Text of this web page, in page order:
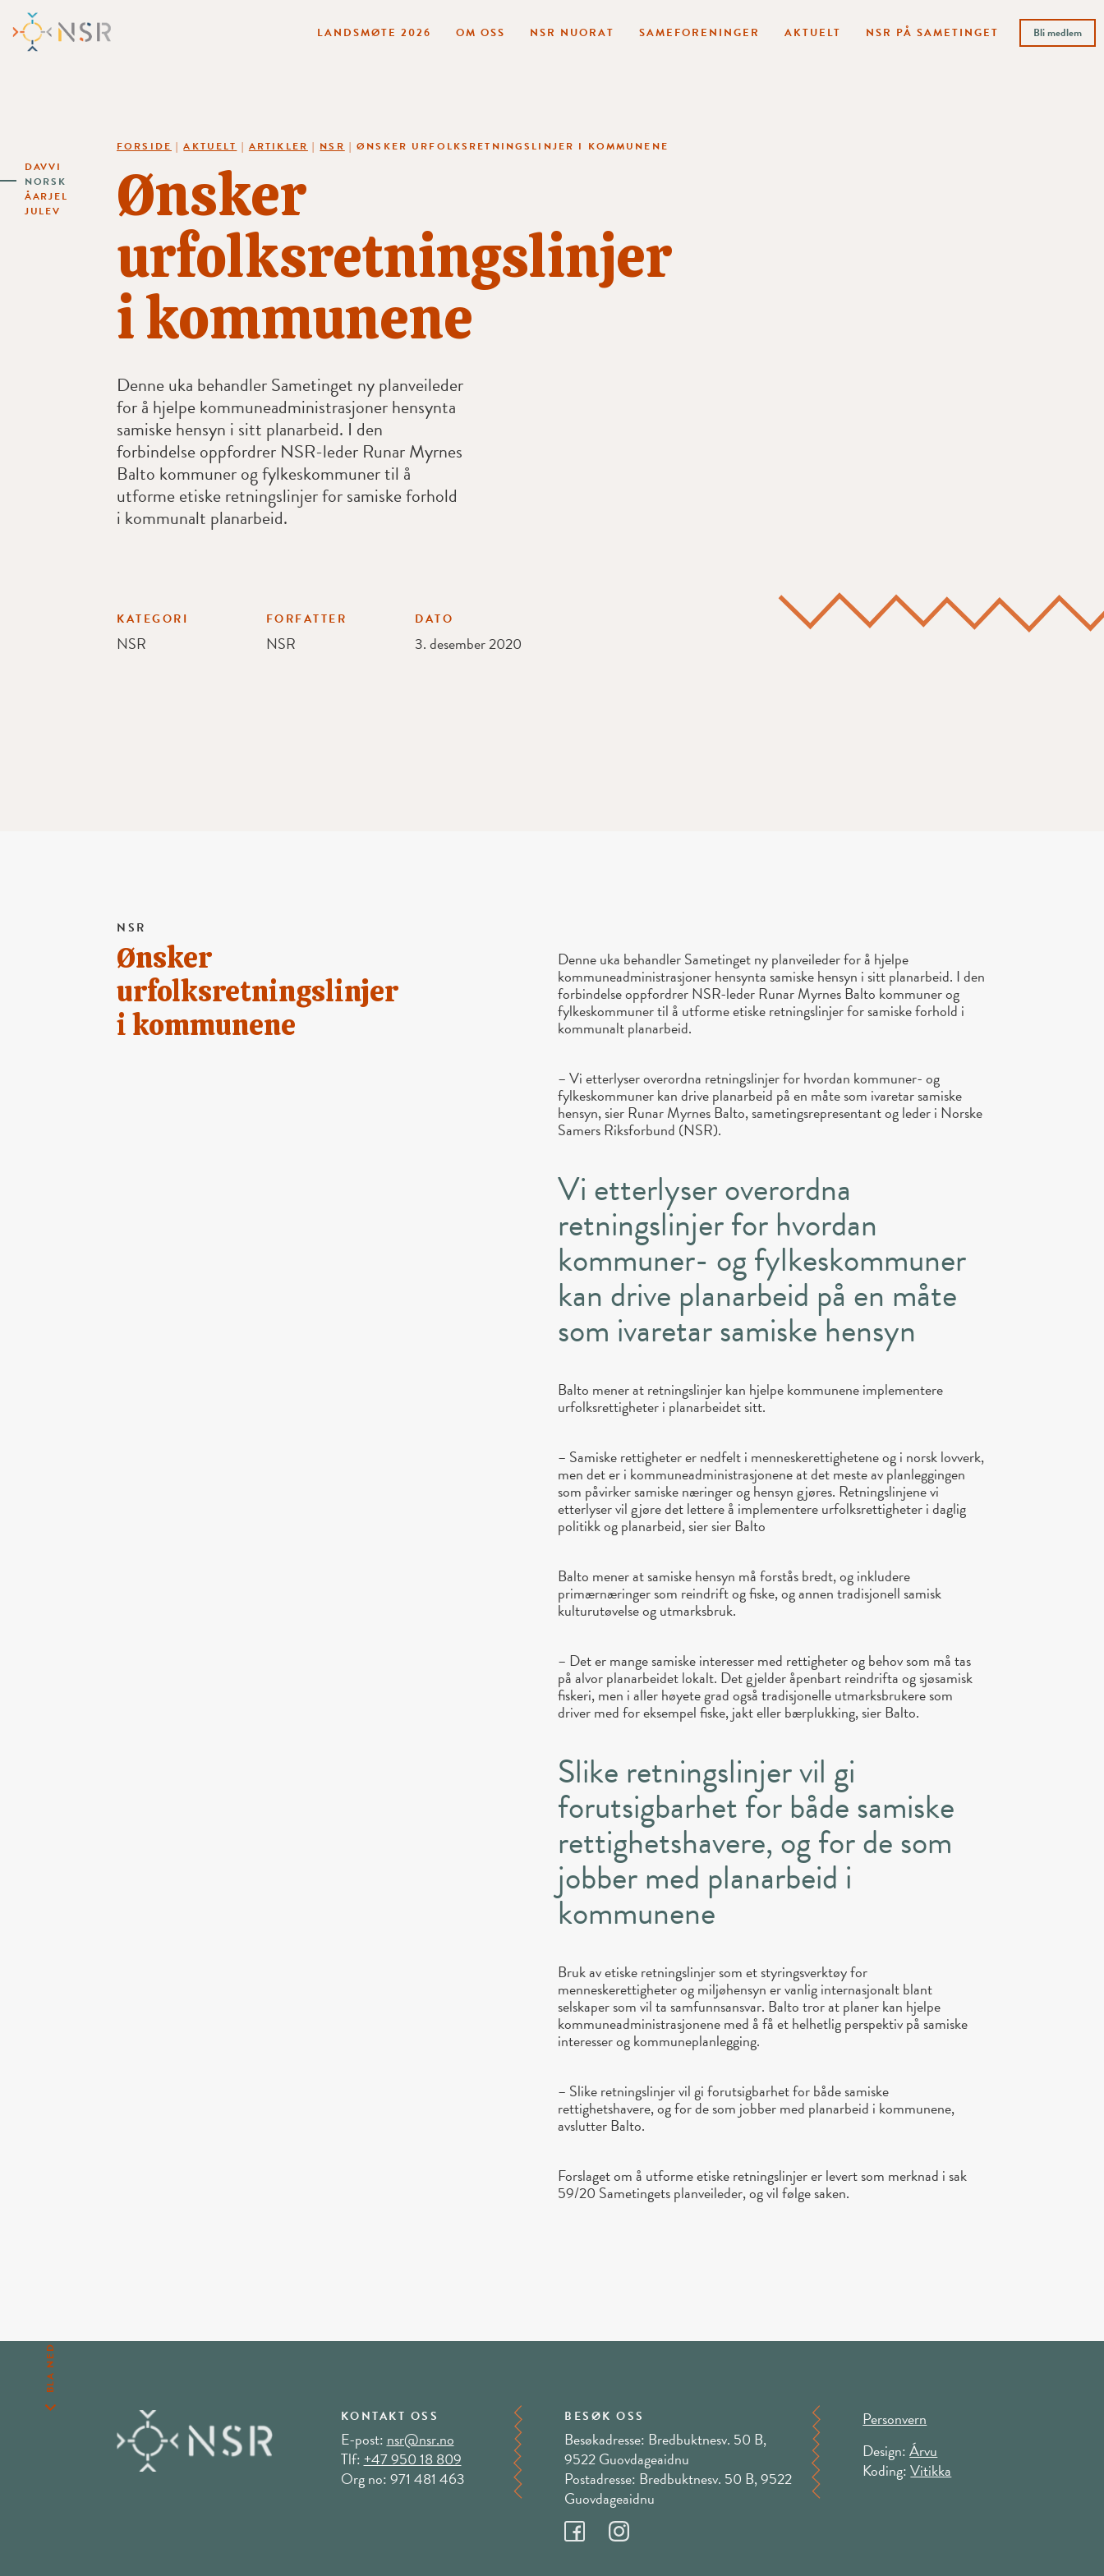
DAVVI
NORSK
ÅARJEL
JULEV
BLA NED
LANDSMØTE 2026 OM OSS NSR NUORAT SAMEFORENINGER AKTUELT NSR PÅ SAMETINGET Bli medlem
FORSIDE |AKTUELT | ARTIKLER | NSR |ØNSKER URFOLKSRETNINGSLINJER I KOMMUNENE
Ønsker
urfolksretningslinjer
i kommunene
Denne uka behandler Sametinget ny planveileder
for å hjelpe kommuneadministrasjoner hensynta
samiske hensyn i sitt planarbeid. I den
forbindelse oppfordrer NSR-leder Runar Myrnes
Balto kommuner og fylkeskommuner til å
utforme etiske retningslinjer for samiske forhold
i kommunalt planarbeid.
KATEGORI
NSR
FORFATTER
NSR
DATO
3. desember 2020
NSR
Ønsker
urfolksretningslinjer
i kommunene
Denne uka behandler Sametinget ny planveileder for å hjelpe
kommuneadministrasjoner hensynta samiske hensyn i sitt planarbeid. I den
forbindelse oppfordrer NSR-leder Runar Myrnes Balto kommuner og
fylkeskommuner til å utforme etiske retningslinjer for samiske forhold i
kommunalt planarbeid.
– Vi etterlyser overordna retningslinjer for hvordan kommuner- og
fylkeskommuner kan drive planarbeid på en måte som ivaretar samiske
hensyn, sier Runar Myrnes Balto, sametingsrepresentant og leder i Norske
Samers Riksforbund (NSR).
Vi etterlyser overordna
retningslinjer for hvordan
kommuner- og fylkeskommuner
kan drive planarbeid på en måte
som ivaretar samiske hensyn
Balto mener at retningslinjer kan hjelpe kommunene implementere
urfolksrettigheter i planarbeidet sitt.
– Samiske rettigheter er nedfelt i menneskerettighetene og i norsk lovverk,
men det er i kommuneadministrasjonene at det meste av planleggingen
som påvirker samiske næringer og hensyn gjøres. Retningslinjene vi
etterlyser vil gjøre det lettere å implementere urfolksrettigheter i daglig
politikk og planarbeid, sier sier Balto
Balto mener at samiske hensyn må forstås bredt, og inkludere
primærnæringer som reindrift og fiske, og annen tradisjonell samisk
kulturutøvelse og utmarksbruk.
– Det er mange samiske interesser med rettigheter og behov som må tas
på alvor planarbeidet lokalt. Det gjelder åpenbart reindrifta og sjøsamisk
fiskeri, men i aller høyete grad også tradisjonelle utmarksbrukere som
driver med for eksempel fiske, jakt eller bærplukking, sier Balto.
Slike retningslinjer vil gi
forutsigbarhet for både samiske
rettighetshavere, og for de som
jobber med planarbeid i
kommunene
Bruk av etiske retningslinjer som et styringsverktøy for
menneskerettigheter og miljøhensyn er vanlig internasjonalt blant
selskaper som vil ta samfunnsansvar. Balto tror at planer kan hjelpe
kommuneadministrasjonene med å få et helhetlig perspektiv på samiske
interesser og kommuneplanlegging.
– Slike retningslinjer vil gi forutsigbarhet for både samiske
rettighetshavere, og for de som jobber med planarbeid i kommunene,
avslutter Balto.
Forslaget om å utforme etiske retningslinjer er levert som merknad i sak
59/20 Sametingets planveileder, og vil følge saken.
KONTAKT OSS
E-post: nsr@nsr.no
Tlf:+47 950 18 809
Org no: 971 481 463
BESØK OSS
Besøkadresse: Bredbuktnesv. 50 B,
9522 Guovdageaidnu
Postadresse: Bredbuktnesv. 50 B, 9522
Guovdageaidnu
Personvern
Design:Árvu
Koding:Vitikka